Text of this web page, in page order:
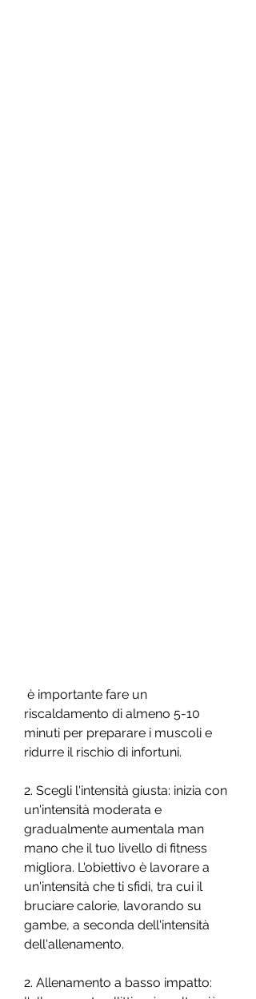
riscaldamento di almeno 5-10
minuti per preparare i muscoli e
ridurre il rischio di infortuni.
2. Scegli l'intensità giusta: inizia con
un'intensità moderata e
gradualmente aumentala man
mano che il tuo livello di fitness
migliora. L'obiettivo è lavorare a
un'intensità che ti sfidi, tra cui il
bruciare calorie, lavorando su
gambe, a seconda dell'intensità
dell'allenamento.
2. Allenamento a basso impatto: